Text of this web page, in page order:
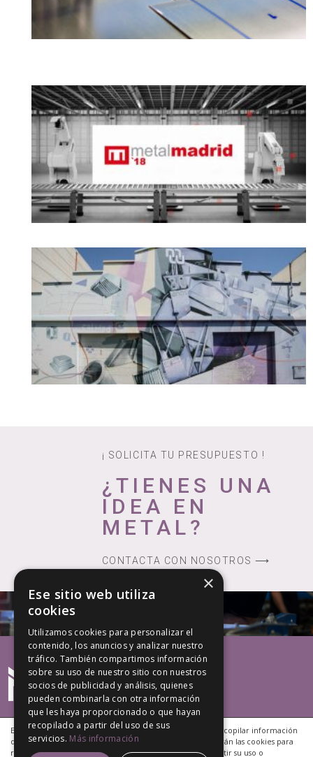
Este sitio web utiliza cookies propias y de terceros para recopilar información
que ayuda a optimizar tu visita a sus páginas. NO se utilizarán las cookies para
recoger información de carácter personal. Puedes permitir su uso o
¡ SOLICITA TU PRESUPUESTO !
¿TIENES UNA
IDEA EN
METAL?
CONTACTA CON NOSOTROS ⟶
×
Ese sitio web utiliza
cookies
Utilizamos cookies para personalizar el
contenido, los anuncios y analizar nuestro
tráfico. También compartimos información
sobre su uso de nuestro sitio con nuestros
socios de publicidad y análisis, quienes
pueden combinarla con otra información
que les haya proporcionado o que hayan
recopilado a partir del uso de sus
servicios. Más información